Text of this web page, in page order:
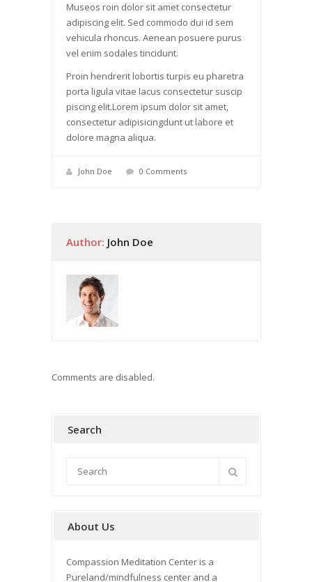
Museos roin dolor sit amet consectetur
adipiscing elit. Sed commodo dui id sem
vehicula rhoncus. Aenean posuere purus
vel enim sodales tincidunt.
Proin hendrerit lobortis turpis eu pharetra
porta ligula vitae lacus consectetur suscip
piscing elit.Lorem ipsum dolor sit amet,
consectetur adipisicingdunt ut labore et
dolore magna aliqua.
John Doe 0 Comments
Author: John Doe
Comments are disabled.
Search
About Us
Compassion Meditation Center is a
Pureland/mindfulness center and a